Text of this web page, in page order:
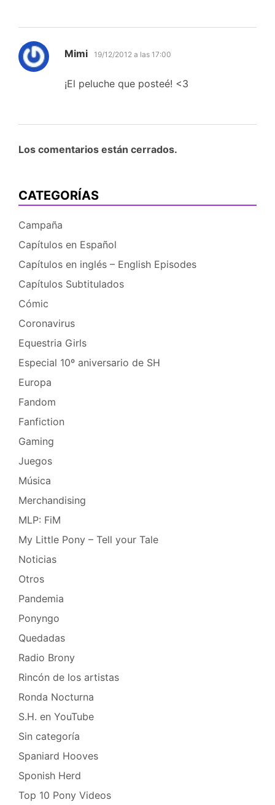
Mimi dice:
19/12/2012 a las 17:00
¡El peluche que posteé! <3
Los comentarios están cerrados.
CATEGORÍAS
Campaña
Capítulos en Español
Capítulos en inglés – English Episodes
Capítulos Subtitulados
Cómic
Coronavirus
Equestria Girls
Especial 10º aniversario de SH
Europa
Fandom
Fanfiction
Gaming
Juegos
Música
Merchandising
MLP: FiM
My Little Pony – Tell your Tale
Noticias
Otros
Pandemia
Ponyngo
Quedadas
Radio Brony
Rincón de los artistas
Ronda Nocturna
S.H. en YouTube
Sin categoría
Spaniard Hooves
Sponish Herd
Top 10 Pony Videos